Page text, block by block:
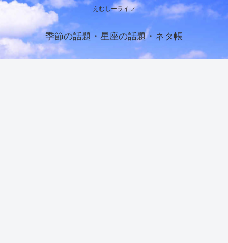
えむしーライフ
季節の話題・星座の話題・ネタ帳